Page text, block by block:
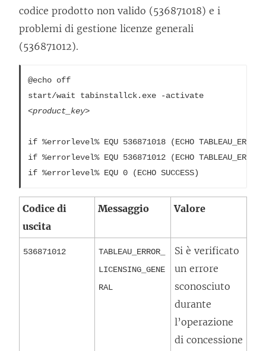
codice prodotto non valido (536871018) e i
problemi di gestione licenze generali
(536871012).
@echo off
start/wait tabinstallck.exe -activate
<product_key>
if %errorlevel% EQU 536871018 (ECHO
if %errorlevel% EQU 536871012 (ECHO
if %errorlevel% EQU 0 (ECHO SUCCESS)
Codice di
uscita
Messaggio Valore
536871012
TABLEAU_ERROR_
LICENSING_GENE
RAL
Si è verificato
un errore
sconosciuto
durante
l’operazione
di concessione